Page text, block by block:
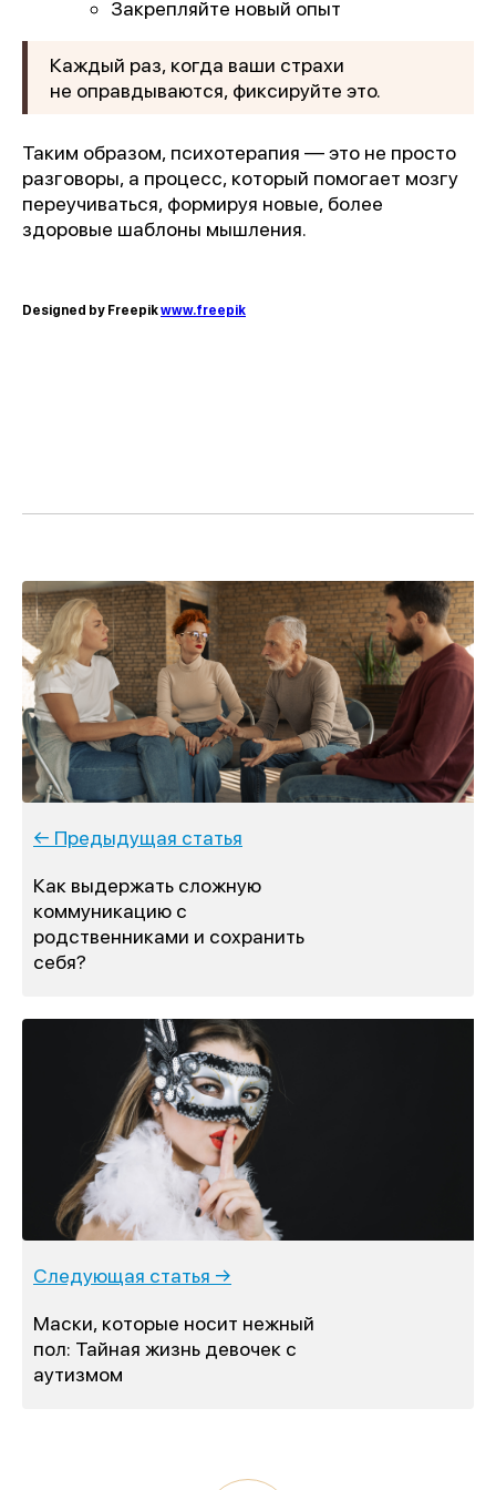
Закрепляйте новый опыт
Каждый раз, когда ваши страхи
не оправдываются, фиксируйте это.
Таким образом, психотерапия — это не просто
разговоры, а процесс, который помогает мозгу
переучиваться, формируя новые, более
здоровые шаблоны мышления.
Designed by Freepikwww.freepik
← Предыдущая статья
Как выдержать сложную
коммуникацию с
родственниками и сохранить
себя?
Следующая статья →
Маски, которые носит нежный
пол: Тайная жизнь девочек с
аутизмом